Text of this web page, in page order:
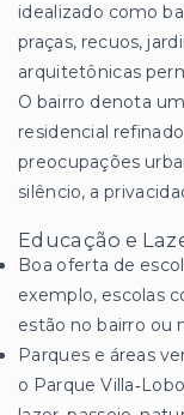
idealizado como
praças, recuos,
arquitetônicas
O bairro denota
residencial
preocupações
silêncio, a
Educação e
Boa oferta de
exemplo, escolas
estão no bairro ou
Parques e áreas
o Parque